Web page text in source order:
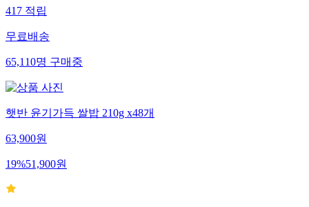
417 적립
무료배송
65,110명 구매중
햇반 윤기가득 쌀밥 210g x48개
63,900원
19%51,900원